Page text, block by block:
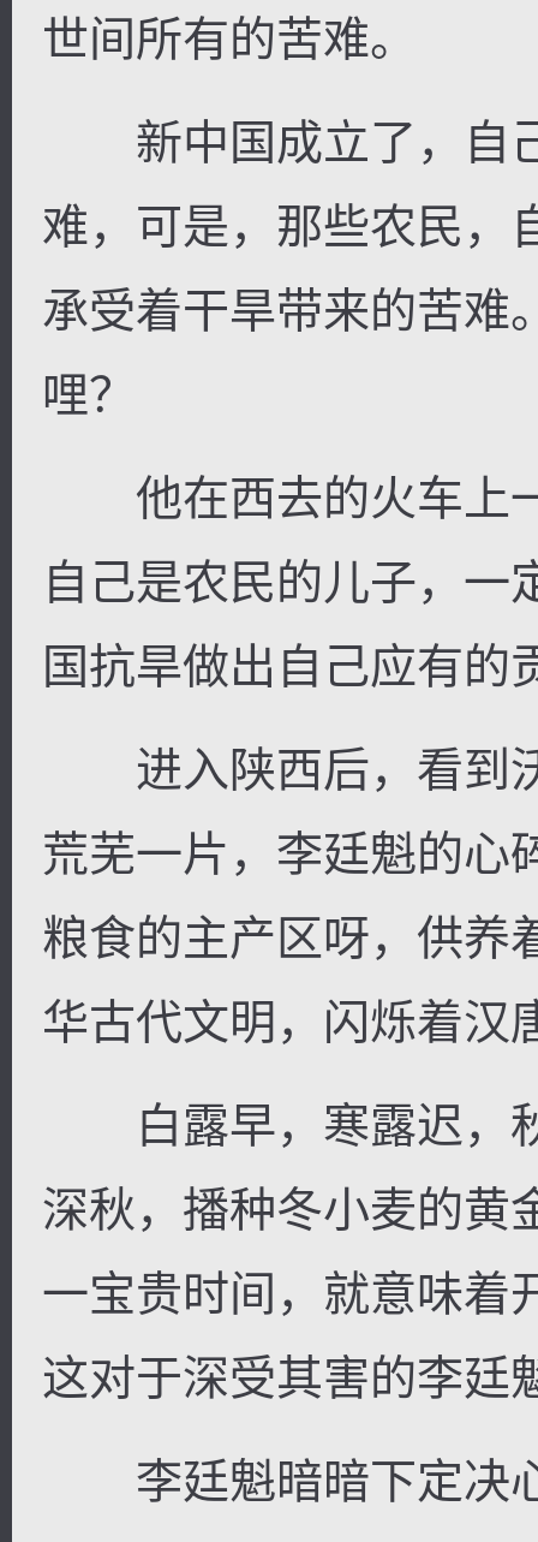
世间所有的苦难。
新中国成立了，自
难，可是，那些农民，
承受着干旱带来的苦难
哩？
他在西去的火车上
自己是农民的儿子，一
国抗旱做出自己应有的
进入陕西后，看到
荒芜一片，李廷魁的心
粮食的主产区呀，供养
华古代文明，闪烁着汉
白露早，寒露迟，
深秋，播种冬小麦的黄
一宝贵时间，就意味着
这对于深受其害的李廷
李廷魁暗暗下定决